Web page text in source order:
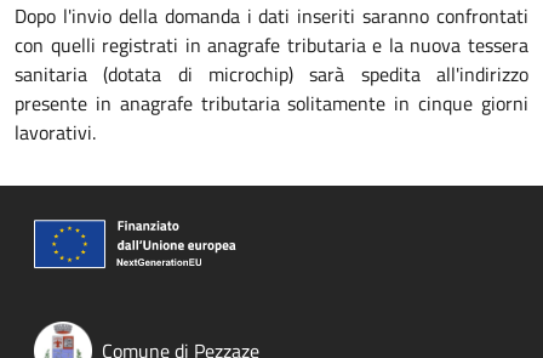
Dopo l'invio della domanda i dati inseriti saranno confrontati
con quelli registrati in anagrafe tributaria e la nuova tessera
sanitaria (dotata di microchip) sarà spedita all'indirizzo
presente in anagrafe tributaria solitamente in cinque giorni
lavorativi.
Comune di Pezzaze